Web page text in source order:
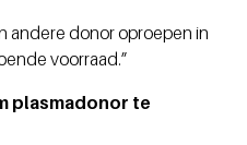
andere donor oproepen in
voorraad.”
plasmadonor te